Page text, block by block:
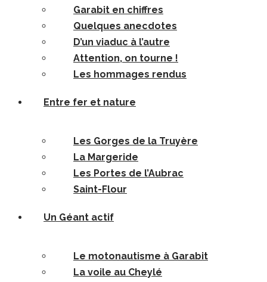
Garabit en chiffres
Quelques anecdotes
D’un viaduc à l’autre
Attention, on tourne !
Les hommages rendus
Entre fer et nature
Les Gorges de la Truyère
La Margeride
Les Portes de l’Aubrac
Saint-Flour
Un Géant actif
Le motonautisme à Garabit
La voile au Cheylé